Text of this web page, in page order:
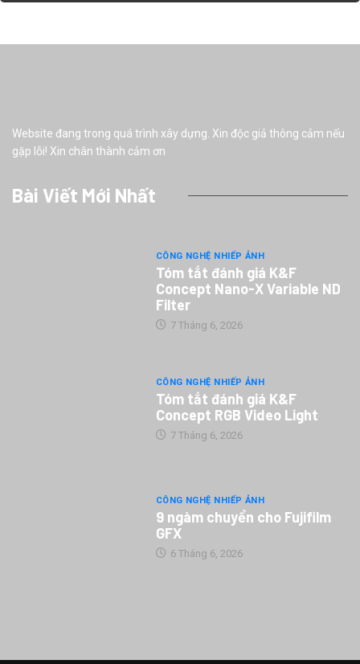
Website đang trong quá trình xây dựng. Xin độc giả thông cảm nếu
gặp lỗi! Xin chân thành cảm ơn
Bài Viết Mới Nhất
CÔNG NGHỆ NHIẾP ẢNH
Tóm tắt đánh giá K&F
Concept Nano-X Variable ND
Filter
7 Tháng 6, 2026
CÔNG NGHỆ NHIẾP ẢNH
Tóm tắt đánh giá K&F
Concept RGB Video Light
7 Tháng 6, 2026
CÔNG NGHỆ NHIẾP ẢNH
9 ngàm chuyển cho Fujifilm
GFX
6 Tháng 6, 2026